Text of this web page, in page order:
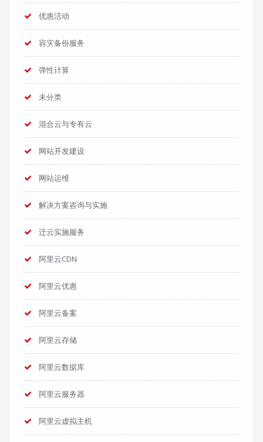
优惠活动
容灾备份服务
弹性计算
未分类
混合云与专有云
网站开发建设
网站运维
解决方案咨询与实施
迁云实施服务
阿里云CDN
阿里云优惠
阿里云备案
阿里云存储
阿里云数据库
阿里云服务器
阿里云虚拟主机